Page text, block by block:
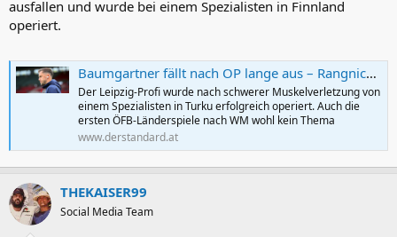
ausfallen und wurde bei einem Spezialisten in Finnland
operiert.
Baumgartner fällt nach OP lange aus – Rangnick nominiert vorerst keinen Spieler nach
Der Leipzig-Profi wurde nach schwerer Muskelverletzung von
einem Spezialisten in Turku erfolgreich operiert. Auch die
ersten ÖFB-Länderspiele nach WM wohl kein Thema
www.derstandard.at
THEKAISER99
Social Media Team